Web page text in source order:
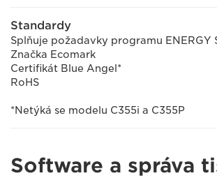
Standardy
Splňuje požadavky programu ENERGY
Značka Ecomark
Certifikát Blue Angel*
RoHS
*Netýká se modelu C355i a C355P
Software a správa